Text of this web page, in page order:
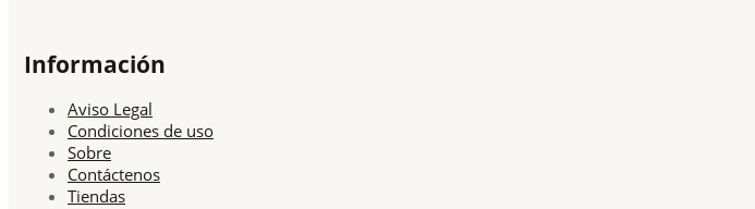
Información
Aviso Legal
Condiciones de uso
Sobre
Contáctenos
Tiendas